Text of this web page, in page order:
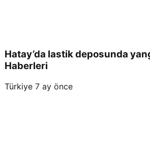
Hatay’da lastik deposunda
Haberleri
Türkiye 7 ay önce